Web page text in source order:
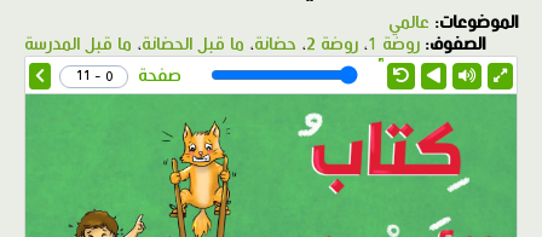
الموضوعات: عالمي
الصفوف: روضة 1 ، روضة 2 ، حضانة، ما قبل الحضانة، ما قبل المدرسة
1.0X
صفحة 0 - 11